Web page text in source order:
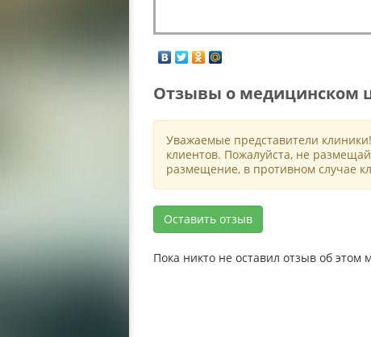
Отзывы о медицинском
Уважаемые представители
клиентов. Пожалуйста, не
размещение, в противном случае
Оставить отзыв
Пока никто не оставил отзыв об этом